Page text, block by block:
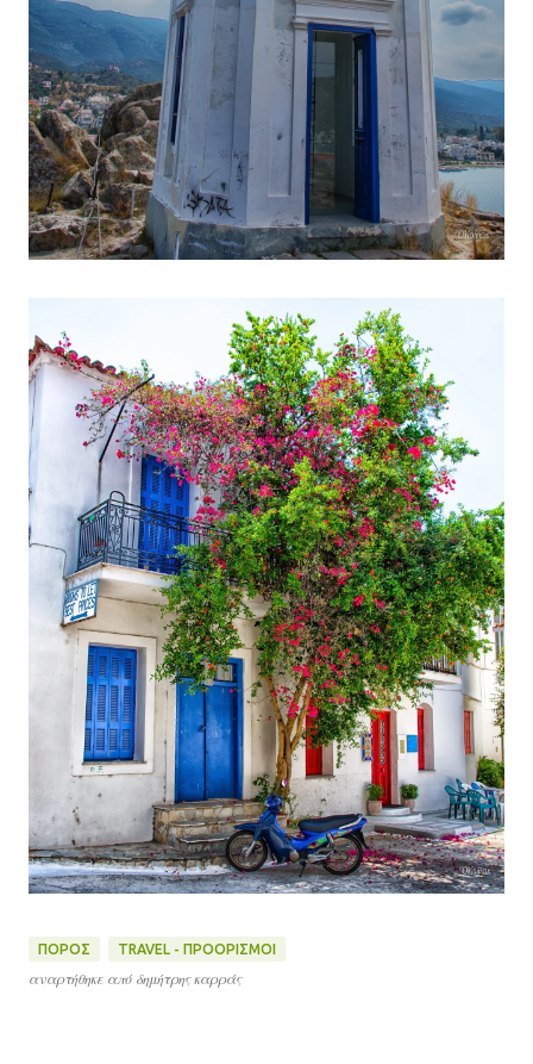
ΠΟΡΟΣ TRAVEL - ΠΡΟΟΡΙΣΜΟΙ
αναρτήθηκε από δημήτρης καρράς